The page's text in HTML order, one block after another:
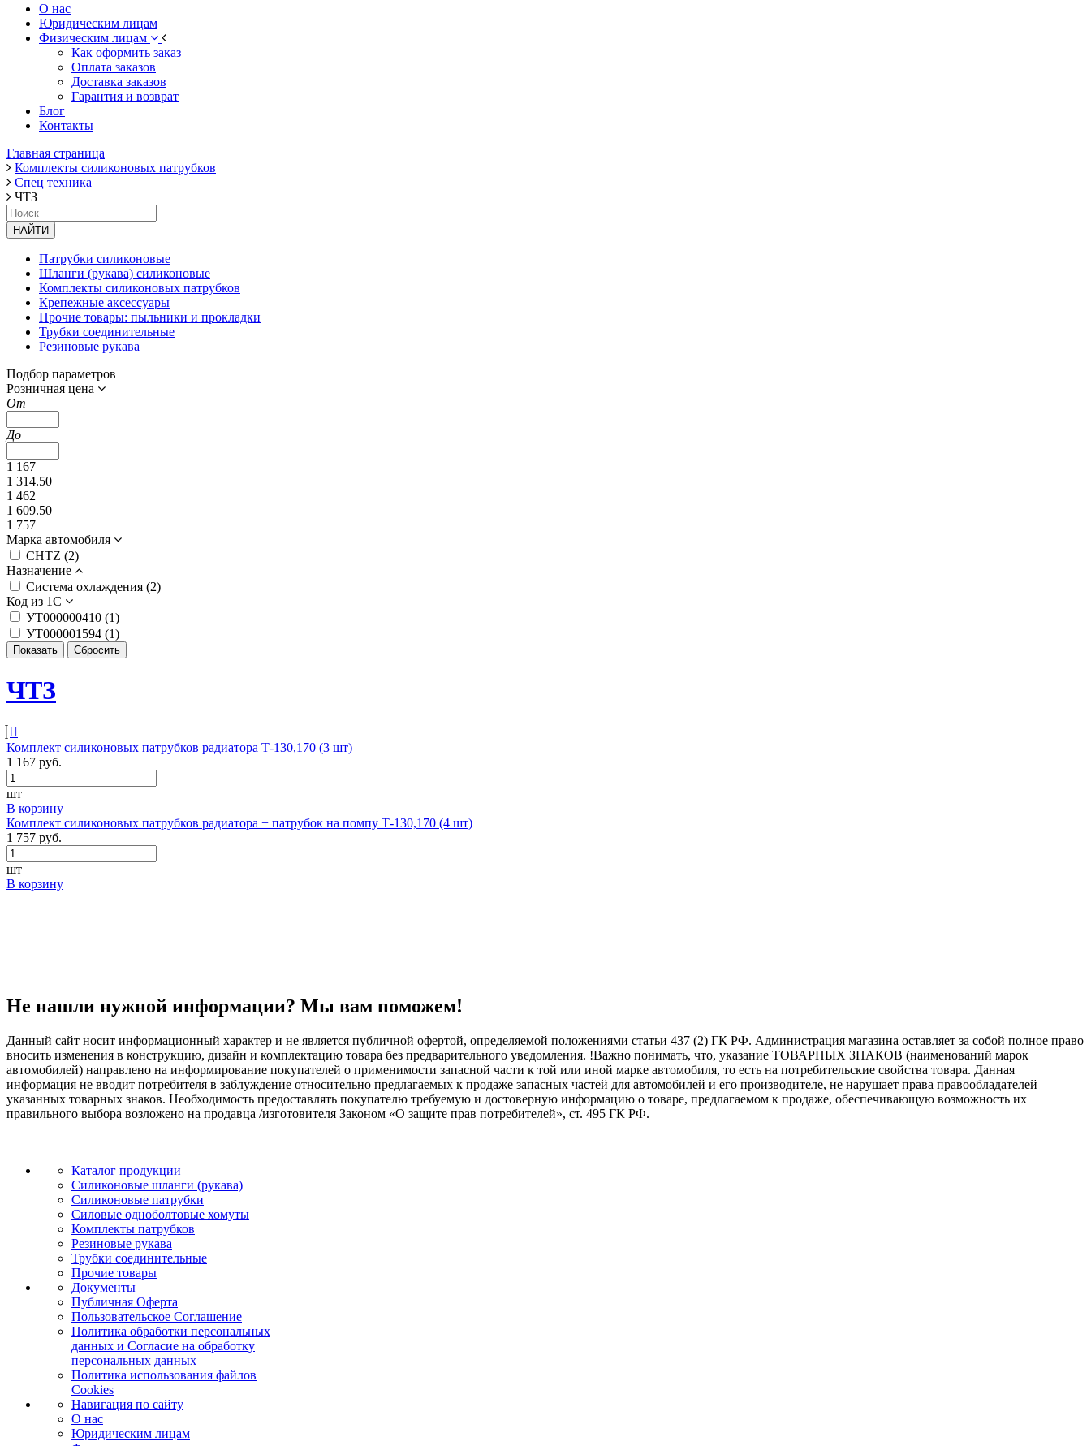
О нас
Юридическим лицам
Физическим лицам
Как оформить заказ
Оплата заказов
Доставка заказов
Гарантия и возврат
Блог
Контакты
Главная страница
Комплекты силиконовых патрубков
Спец техника
ЧТЗ
НАЙТИ
Патрубки силиконовые
Шланги (рукава) силиконовые
Комплекты силиконовых патрубков
Крепежные аксессуары
Прочие товары: пыльники и прокладки
Трубки соединительные
Резиновые рукава
Подбор параметров
Розничная цена
От
До
1 167
1 314.50
1 462
1 609.50
1 757
Марка автомобиля
CHTZ (2)
Назначение
Система охлаждения (2)
Код из 1С
УТ000000410 (1)
УТ000001594 (1)
ЧТЗ
Комплект силиконовых патрубков радиатора Т-130,170 (3 шт)
1 167 руб.
шт
В корзину
Комплект силиконовых патрубков радиатора + патрубок на помпу Т-130,170 (4 шт)
1 757 руб.
шт
В корзину
Не нашли нужной информации? Мы вам поможем!
Данный сайт носит информационный характер и не является публичной офертой, определяемой положениями статьи 437 (2) ГК РФ. Администрация магазина оставляет за собой полное право
вносить изменения в конструкцию, дизайн и комплектацию товара без предварительного уведомления. !Важно понимать, что, указание ТОВАРНЫХ ЗНАКОВ (наименований марок
автомобилей) направлено на информирование покупателей о применимости запасной части к той или иной марке автомобиля, то есть на потребительские свойства товара. Данная
информация не вводит потребителя в заблуждение относительно предлагаемых к продаже запасных частей для автомобилей и его производителе, не нарушает права правообладателей
указанных товарных знаков. Необходимость предоставлять покупателю требуемую и достоверную информацию о товаре, предлагаемом к продаже, обеспечивающую возможность их
правильного выбора возложено на продавца /изготовителя Законом «О защите прав потребителей», ст. 495 ГК РФ.
Каталог продукции
Силиконовые шланги (рукава)
Силиконовые патрубки
Силовые одноболтовые хомуты
Комплекты патрубков
Резиновые рукава
Трубки соединительные
Прочие товары
Документы
Публичная Оферта
Пользовательское Соглашение
Политика обработки персональных
данных и Согласие на обработку
персональных данных
Политика использования файлов
Cookies
Навигация по сайту
О нас
Юридическим лицам